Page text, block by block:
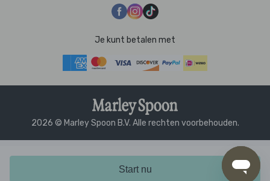
Start nu
Je kunt betalen met
2026 © Marley Spoon B.V. Alle rechten voorbehouden.